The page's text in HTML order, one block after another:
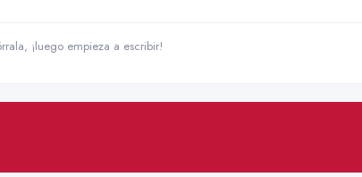
¡luego empieza a escribir!